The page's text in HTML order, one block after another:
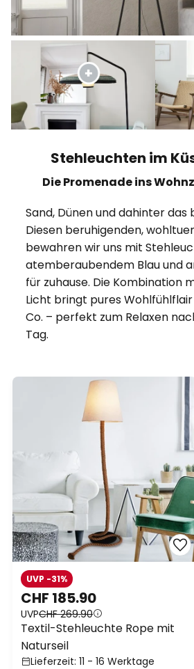
Stehleuchten im
Die Promenade ins
Sand, Dünen und dahinter das
Diesen beruhigenden,
bewahren wir uns mit
atemberaubendem Blau und
für zuhause. Die Kombination
Licht bringt pures
Co. – perfekt zum Relaxen
Tag.
CHF 185.90
UVPCHF 269.90
UVP -31%
Textil-Stehleuchte Rope mit
Naturseil
Lieferzeit: 11 - 16 Werktage